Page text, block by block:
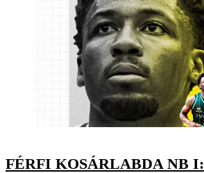
FÉRFI KOSÁRLABDA NB I: